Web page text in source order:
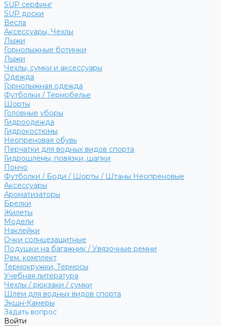
SUP серфинг
SUP доски
Весла
Аксессуары, Чехлы
Лыжи
Горнолыжные ботинки
Лыжи
Чехлы, сумки и аксессуары
Одежда
Горнолыжная одежда
Футболки / Термобелье
Шорты
Головные уборы
Гидроодежда
Гидрокостюмы
Неопреновая обувь
Перчатки для водных видов спорта
Гидрошлемы, повязки, шапки
Пончо
Футболки / Боди / Шорты / Штаны Неопреновые
Аксессуары
Ароматизаторы
Брелки
Жилеты
Модели
Наклейки
Очки солнцезащитные
Подушки на багажник / Увязочные ремни
Рем. комплект
Термокружки, Термосы
Учебная литература
Чехлы / рюкзаки / сумки
Шлем для водных видов спорта
Экшн-Камеры
Задать вопрос
Войти